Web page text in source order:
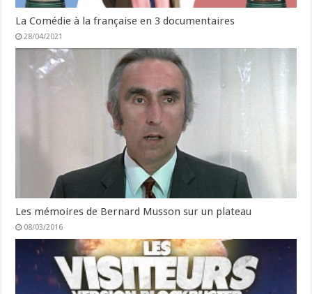
La Comédie à la française en 3 documentaires
28/04/2021
Les mémoires de Bernard Musson sur un plateau
08/03/2016